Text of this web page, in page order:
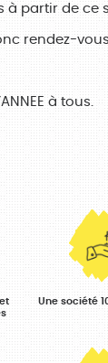
partir de ce
rendez-
à tous.
Une société